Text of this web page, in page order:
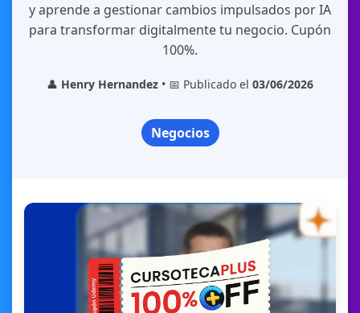
y aprende a gestionar cambios impulsados por IA
para transformar digitalmente tu negocio. Cupón
100%.
👤 Henry Hernandez • 📅 Publicado el 03/06/2026
Negocios